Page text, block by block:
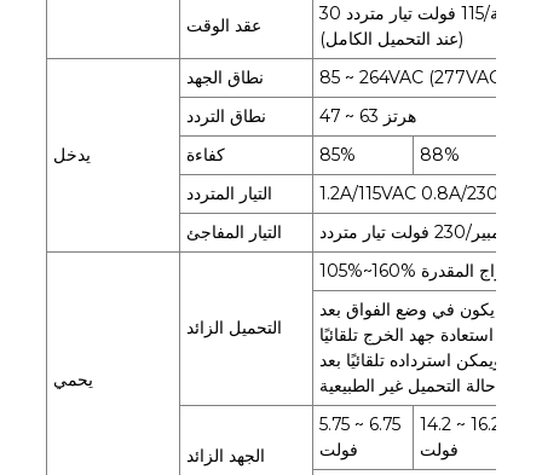
عقد الوقت
30 مللي ثانية/230 فولت تيار متردد، 12 مللي ثانية/115 فولت تيار متردد
(عند التحميل الكامل)
يدخل
نطاق الجهد
نطاق التردد
47 ~ 63 هرتز
كفاءة
85% 88%
التيار المتردد
1.2A/115VAC 0.8A/230VAC
التيار المفاجئ
يحمي
التحميل الزائد
طاقة الإخراج المقدرة
يكون جهد الخرج أقل من 50%، فإنه يكون في وضع الفواق بعد
إنه الوضع الحالي الثابت عند 50% ~ 100%، ويمكن استرداده تلقائيًا بعد
الجهد الزائد
5.75 ~ 6.75
فولت
14.2 ~ 16.2
فولت